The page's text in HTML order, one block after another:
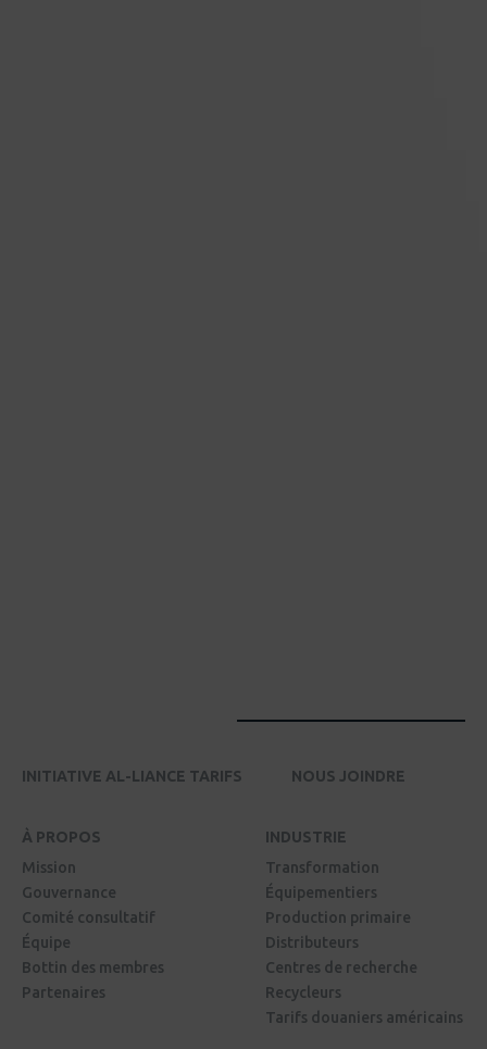
INITIATIVE AL-LIANCE TARIFS NOUS JOINDRE
À PROPOS
Mission
Gouvernance
Comité consultatif
Équipe
Bottin des membres
Partenaires
INDUSTRIE
Transformation
Équipementiers
Production primaire
Distributeurs
Centres de recherche
Recycleurs
Tarifs douaniers américains